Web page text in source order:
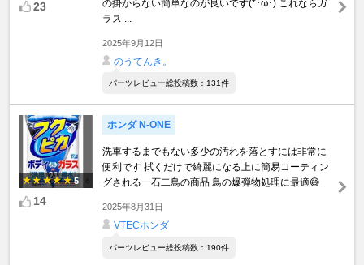
23
の掛からない簡単なのが良いです(*･ω･) これならガ
ラス ...
2025年9月12日
のうてんき。
パーツレビュー総投稿数：131件
5
14
ホンダ N-ONE
洗車するまでもない多少の汚れを落とすには非常に
便利です 拭くだけで綺麗になる上に簡易コーティン
グされる一石二鳥の商品 鳥の爆弾物処理に最適😅
2025年8月31日
VTECホンダ
パーツレビュー総投稿数：190件